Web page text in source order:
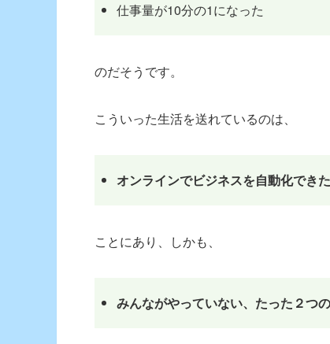
仕事量が10分の1になった
のだそうです。
こういった生活を送れているのは、
オンラインでビジネスを自動化できた
ことにあり、しかも、
みんながやっていない、たった２つ